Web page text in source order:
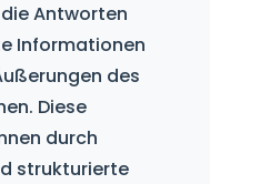
Antworten
Informationen
des
Diese
durch
strukturierte